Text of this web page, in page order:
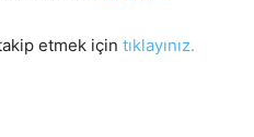
etmek için tıklayınız.